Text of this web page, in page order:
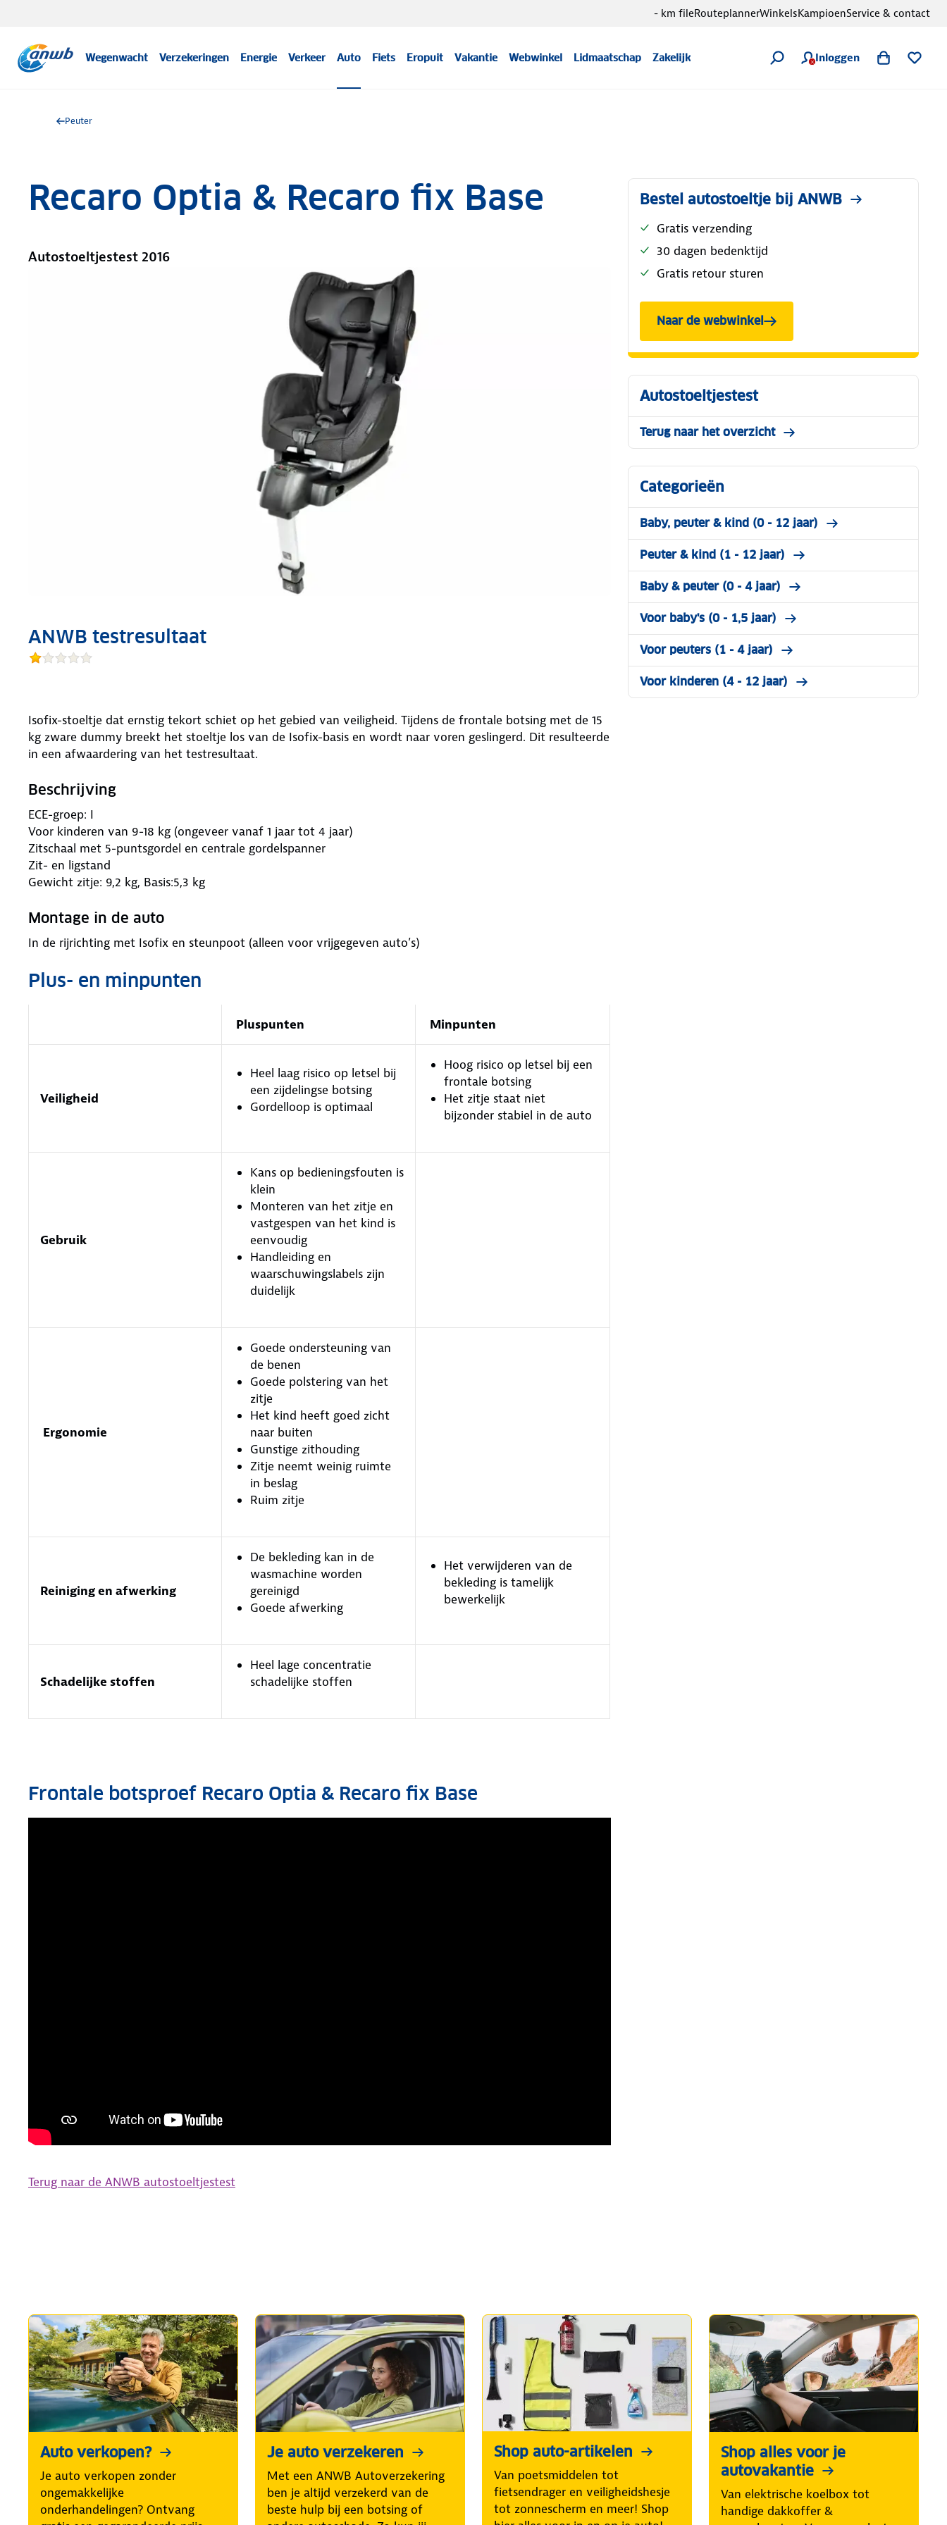
Wegenwacht Verzekeringen Energie Verkeer Auto Fiets Eropuit Vakantie Webwinkel Lidmaatschap Zakelijk Inloggen
- km fileRouteplannerWinkelsKampioenService & contact
Peuter
Recaro Optia & Recaro fix Base
Autostoeltjestest 2016
ANWB testresultaat
Isofix-stoeltje dat ernstig tekort schiet op het gebied van veiligheid. Tijdens de frontale botsing met de 15
kg zware dummy breekt het stoeltje los van de Isofix-basis en wordt naar voren geslingerd. Dit resulteerde
in een afwaardering van het testresultaat.
Beschrijving
ECE-groep: I
Voor kinderen van 9-18 kg (ongeveer vanaf 1 jaar tot 4 jaar)
Zitschaal met 5-puntsgordel en centrale gordelspanner
Zit- en ligstand
Gewicht zitje: 9,2 kg, Basis:5,3 kg
Montage in de auto
In de rijrichting met Isofix en steunpoot (alleen voor vrijgegeven auto’s)
Plus- en minpunten
Pluspunten Minpunten
Veiligheid
Heel laag risico op letsel bij
een zijdelingse botsing
Gordelloop is optimaal
Hoog risico op letsel bij een
frontale botsing
Het zitje staat niet
bijzonder stabiel in de auto
Gebruik
Kans op bedieningsfouten is
klein
Monteren van het zitje en
vastgespen van het kind is
eenvoudig
Handleiding en
waarschuwingslabels zijn
duidelijk
Ergonomie
Goede ondersteuning van
de benen
Goede polstering van het
zitje
Het kind heeft goed zicht
naar buiten
Gunstige zithouding
Zitje neemt weinig ruimte
in beslag
Ruim zitje
Reiniging en afwerking
De bekleding kan in de
wasmachine worden
gereinigd
Goede afwerking
Het verwijderen van de
bekleding is tamelijk
bewerkelijk
Schadelijke stoffen
Heel lage concentratie
schadelijke stoffen
Frontale botsproef Recaro Optia & Recaro fix Base
Terug naar de ANWB autostoeltjestest
Bestel autostoeltje bij ANWB
Gratis verzending
30 dagen bedenktijd
Gratis retour sturen
Naar de webwinkel
Autostoeltjestest
Terug naar het overzicht
Categorieën
Baby, peuter & kind (0 - 12 jaar)
Peuter & kind (1 - 12 jaar)
Baby & peuter (0 - 4 jaar)
Voor baby's (0 - 1,5 jaar)
Voor peuters (1 - 4 jaar)
Voor kinderen (4 - 12 jaar)
Auto verkopen?
Je auto verkopen zonder
ongemakkelijke
onderhandelingen? Ontvang
Je auto verzekeren
Met een ANWB Autoverzekering
ben je altijd verzekerd van de
beste hulp bij een botsing of
Shop auto-artikelen
Van poetsmiddelen tot
fietsendrager en veiligheidshesje
tot zonnescherm en meer! Shop
Shop alles voor je
autovakantie
Van elektrische koelbox tot
handige dakkoffer &